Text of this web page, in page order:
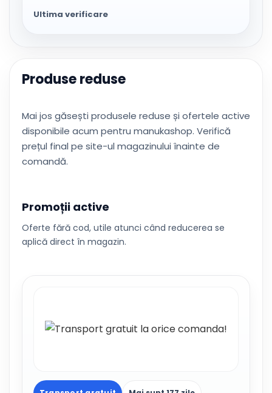
Ultima verificare
Produse reduse
Mai jos găsești produsele reduse și ofertele active
disponibile acum pentru manukashop. Verifică
prețul final pe site-ul magazinului înainte de
comandă.
Promoții active
Oferte fără cod, utile atunci când reducerea se
aplică direct în magazin.